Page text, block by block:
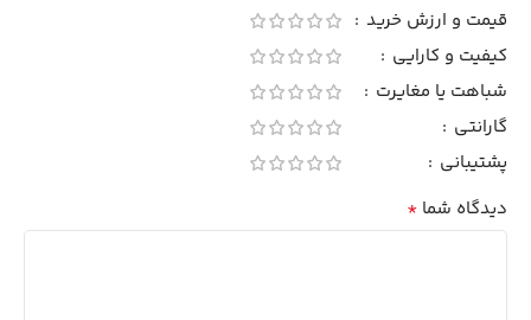
قیمت و ارزش خرید
کیفیت و کارایی
شباهت یا مغایرت
گارانتی
پشتیبانی
دیدگاه شما *